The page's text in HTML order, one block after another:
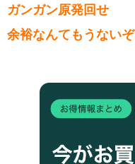
ガンガン原発回せ
余裕なんてもうないぞ